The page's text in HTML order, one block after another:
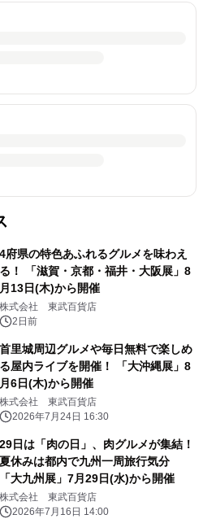
4府県の特色あふれるグルメを味わえ
る！ 「滋賀・京都・福井・大阪展」8
月13日(木)から開催
株式会社 東武百貨店
2日前
首里城周辺グルメや毎日無料で楽しめ
る屋内ライブを開催！ 「大沖縄展」8
月6日(木)から開催
株式会社 東武百貨店
2026年7月24日 16:30
29日は「肉の日」、肉グルメが集結！
夏休みは都内で九州一周旅行気分
「大九州展」7月29日(水)から開催
株式会社 東武百貨店
2026年7月16日 14:00